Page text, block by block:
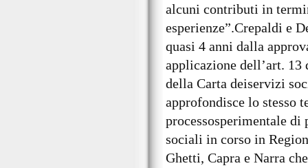
alcuni contributi in
esperienze”.Crepaldi e
quasi 4 anni dalla
applicazione dell’art. 13
della Carta deiservizi
approfondisce lo stesso
processosperimentale
sociali in corso in
Ghetti, Capra e Narra